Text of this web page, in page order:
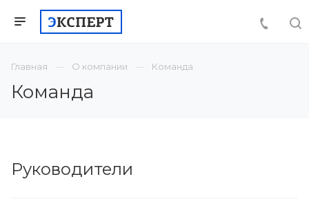
Главная О компании Команда
Команда
Руководители